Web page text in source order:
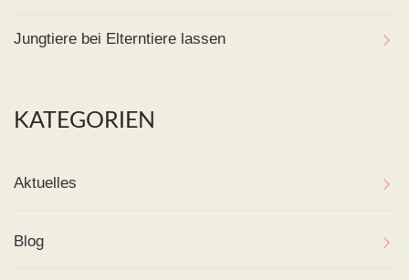
Jungtiere bei Elterntiere lassen
KATEGORIEN
Aktuelles
Blog